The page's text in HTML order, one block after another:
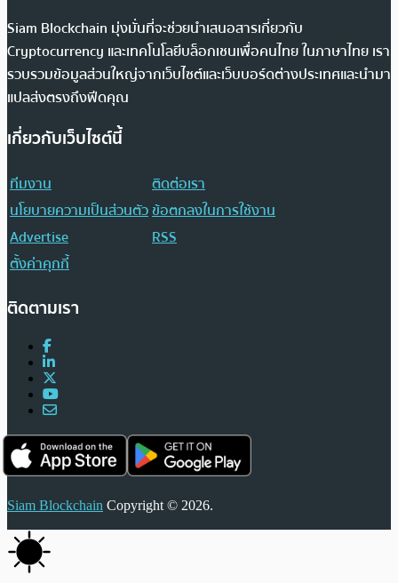
Siam Blockchain มุ่งมั่นที่จะช่วยนำเสนอสารเกี่ยวกับ
Cryptocurrency และเทคโนโลยีบล็อกเชนเพื่อคนไทย ในภาษาไทย เรา
รวบรวมข้อมูลส่วนใหญ่จากเว็บไซต์และเว็บบอร์ดต่างประเทศและนำมา
แปลส่งตรงถึงฟีดคุณ
เกี่ยวกับเว็บไซต์นี้
ทีมงาน
ติดต่อเรา
นโยบายความเป็นส่วนตัวข้อตกลงในการใช้งาน
Advertise
RSS
ตั้งค่าคุกกี้
ติดตามเรา
Siam Blockchain Copyright © 2026.